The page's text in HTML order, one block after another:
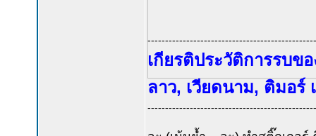
เกียรติประวัติการรบข
ลาว, เวียดนาม, ติมอร์